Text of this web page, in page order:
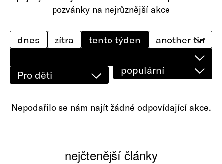
edu
pozvánky na nejrůznější akce
Pro děti
dnes zítra tento týden
populární
Nepodařilo se nám najít žádné odpovídající akce.
nejčtenější články